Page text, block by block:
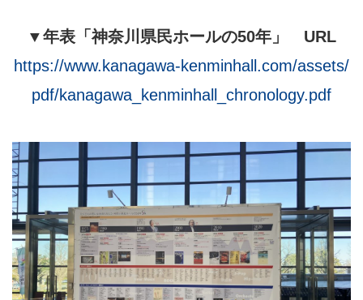
▼年表「神奈川県民ホールの50年」 URL
https://www.kanagawa-kenminhall.com/assets/
pdf/kanagawa_kenminhall_chronology.pdf